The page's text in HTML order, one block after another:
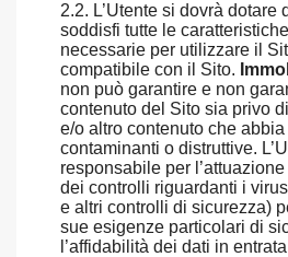
2.2. L’Utente si dovrà dotare
soddisfi tutte le
necessarie per utilizzare il
compatibile con il Sito.
non può garantire e non
contenuto del Sito sia privo
e/o altro contenuto che
contaminanti o distruttive.
responsabile per
dei controlli riguardanti i
e altri controlli di sicurezza)
sue esigenze particolari di
l’affidabilità dei dati in